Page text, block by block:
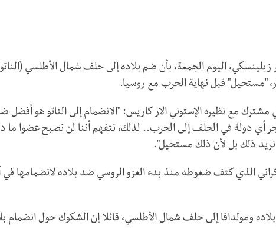
زيلينسكي، اليوم الجمعة، بأن ضم بلاده إلى حلف شمال الأطلسي
"مستحيل" قبل نهاية الحرب مع روسيا.
مع نظيره الإستوني الار كاريس: "الانضمام إلى الناتو هو أفضل
نجر أي دولة في الحلف إلى الحرب.. لذلك، نتفهم أننا لن نصبح عضوا
نريد ذلك بل لأن ذلك مستحيل".
الذي كثف ضغوطه منذ بدء الغزو الروسي ضد بلاده لانضمامها
ومولدافا إلى حلف شمال الأطلسي، قائلا إن الشكوك حول انضمام